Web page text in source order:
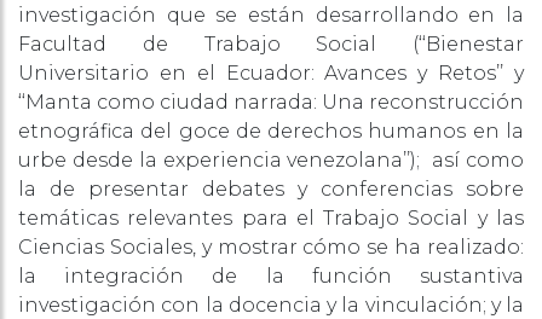
investigación que se están desarrollando en la
Facultad de Trabajo Social (‘‘Bienestar
Universitario en el Ecuador: Avances y Retos’’ y
‘‘Manta como ciudad narrada: Una reconstrucción
etnográfica del goce de derechos humanos en la
urbe desde la experiencia venezolana’’); así como
la de presentar debates y conferencias sobre
temáticas relevantes para el Trabajo Social y las
Ciencias Sociales, y mostrar cómo se ha realizado:
la integración de la función sustantiva
investigación con la docencia y la vinculación; y la